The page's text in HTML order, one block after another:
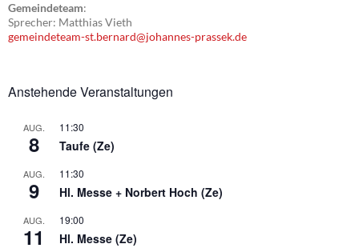
Gemeindeteam:
Sprecher: Matthias Vieth
gemeindeteam-st.bernard@johannes-prassek.de
Anstehende Veranstaltungen
AUG.
8
11:30
Taufe (Ze)
AUG.
9
11:30
Hl. Messe + Norbert Hoch (Ze)
AUG.
11
19:00
Hl. Messe (Ze)